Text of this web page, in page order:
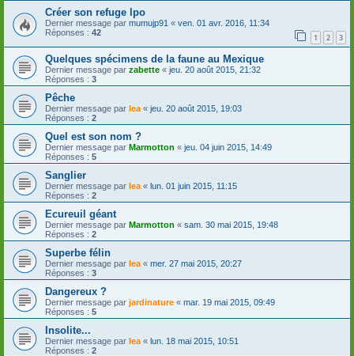
Créer son refuge lpo
Dernier message par mumujp91 « ven. 01 avr. 2016, 11:34
Réponses : 42 1 2 3
Quelques spécimens de la faune au Mexique
Dernier message par zabette « jeu. 20 août 2015, 21:32
Réponses : 3
Pêche
Dernier message par lea « jeu. 20 août 2015, 19:03
Réponses : 2
Quel est son nom ?
Dernier message par Marmotton « jeu. 04 juin 2015, 14:49
Réponses : 5
Sanglier
Dernier message par lea « lun. 01 juin 2015, 11:15
Réponses : 2
Ecureuil géant
Dernier message par Marmotton « sam. 30 mai 2015, 19:48
Réponses : 2
Superbe félin
Dernier message par lea « mer. 27 mai 2015, 20:27
Réponses : 3
Dangereux ?
Dernier message par jardinature « mar. 19 mai 2015, 09:49
Réponses : 5
Insolite...
Dernier message par lea « lun. 18 mai 2015, 10:51
Réponses : 2